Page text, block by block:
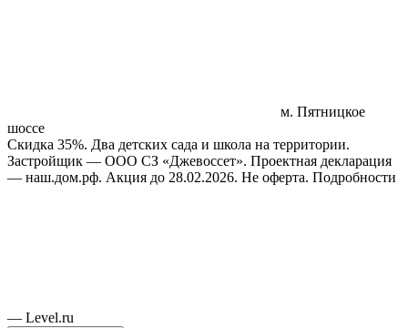
м. Пятницкое
шоссе
Скидка 35%. Два детских сада и школа на территории.
Застройщик — ООО СЗ «Джевоссет». Проектная декларация
— наш.дом.рф. Акция до 28.02.2026. Не оферта. Подробности
— Level.ru